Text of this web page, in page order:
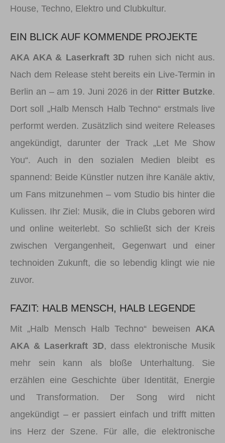
House, Techno, Elektro und Clubkultur.
EIN BLICK AUF KOMMENDE PROJEKTE
AKA AKA & Laserkraft 3D ruhen sich nicht aus.
Nach dem Release steht bereits ein Live-Termin in
Berlin an – am 19. Juni 2026 in der Ritter Butzke.
Dort soll „Halb Mensch Halb Techno“ erstmals live
performt werden. Zusätzlich sind weitere Releases
angekündigt, darunter der Track „Let Me Show
You“. Auch in den sozialen Medien bleibt es
spannend: Beide Künstler nutzen ihre Kanäle aktiv,
um Fans mitzunehmen – vom Studio bis hinter die
Kulissen. Ihr Ziel: Musik, die in Clubs geboren wird
und online weiterlebt. So schließt sich der Kreis
zwischen Vergangenheit, Gegenwart und einer
technoiden Zukunft, die so lebendig klingt wie nie
zuvor.
FAZIT: HALB MENSCH, HALB LEGENDE
Mit „Halb Mensch Halb Techno“ beweisen AKA
AKA & Laserkraft 3D, dass elektronische Musik
mehr sein kann als bloße Unterhaltung. Sie
erzählen eine Geschichte über Identität, Energie
und Transformation. Der Song wird nicht
angekündigt – er passiert einfach und trifft mitten
ins Herz der Szene. Für alle, die elektronische